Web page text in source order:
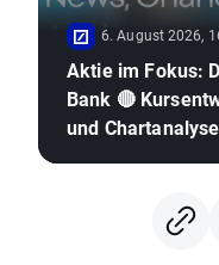
6. August 2026,
Aktie im Fokus:
Bank 🔴 Kursentwicklung
und Chartanalyse